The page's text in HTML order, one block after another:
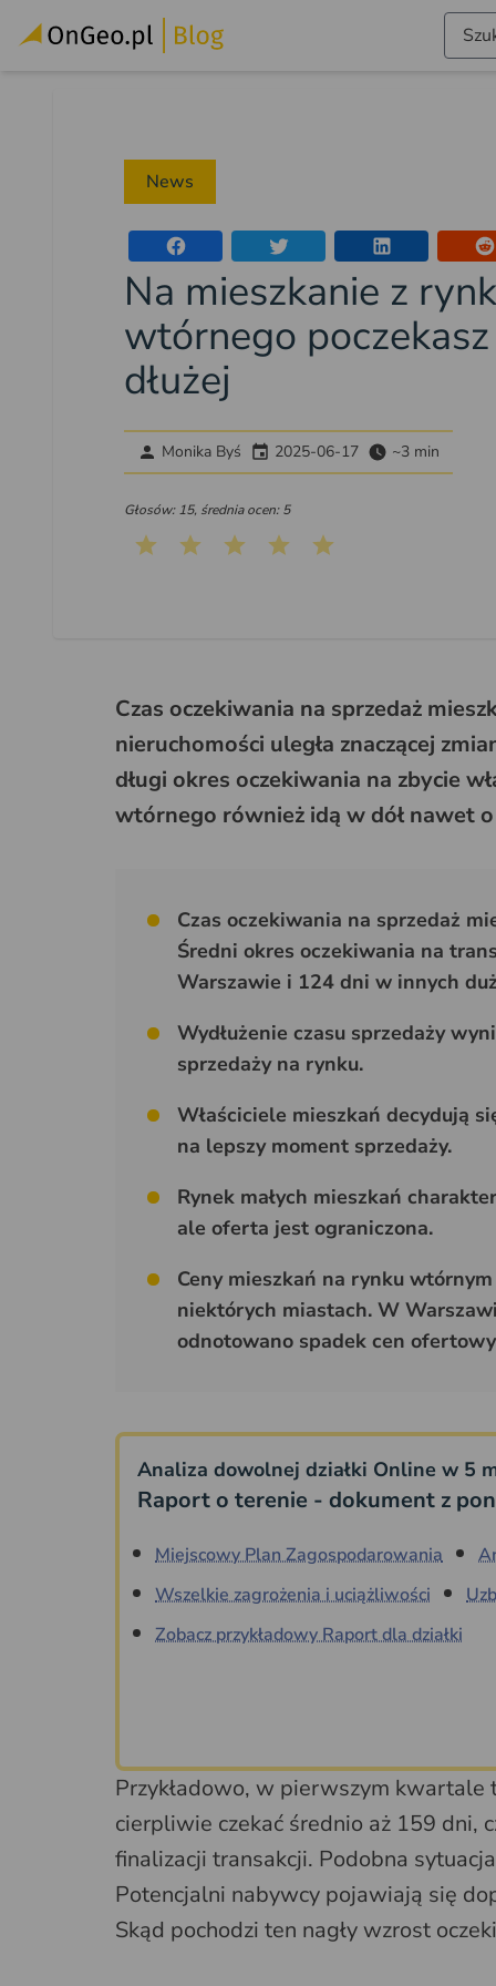
News
Na mieszkanie z
wtórnego poczekasz
dłużej
Monika Byś 2025-06-17 ~3 min
Głosów: 15, średnia ocen: 5
Czas oczekiwania na sprzedaż
nieruchomości uległa znaczącej
długi okres oczekiwania na zbycie
wtórnego również idą w dół nawet
Czas oczekiwania na sprzedaż
Średni okres oczekiwania na
Warszawie i 124 dni w innych
Wydłużenie czasu sprzedaży
sprzedaży na rynku.
Właściciele mieszkań decydują
na lepszy moment sprzedaży.
Rynek małych mieszkań
ale oferta jest ograniczona.
Ceny mieszkań na rynku
niektórych miastach. W
odnotowano spadek cen
Analiza dowolnej działki Online w 5
Raport o terenie - dokument z
Miejscowy Plan Zagospodarowania
Wszelkie zagrożenia i uciążliwości
Zobacz przykładowy Raport dla działki
Przykładowo, w pierwszym
cierpliwie czekać średnio aż 159 dni,
finalizacji transakcji. Podobna
Potencjalni nabywcy pojawiają się
Skąd pochodzi ten nagły wzrost